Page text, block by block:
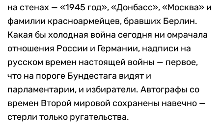
на стенах — «1945 год», «Донбасс», «Москва» и
фамилии красноармейцев, бравших Берлин.
Какая бы холодная война сегодня ни омрачала
отношения России и Германии, надписи на
русском времен настоящей войны — первое,
что на пороге Бундестага видят и
парламентарии, и избиратели. Автографы со
времен Второй мировой сохранены навечно —
стерли только ругательства.